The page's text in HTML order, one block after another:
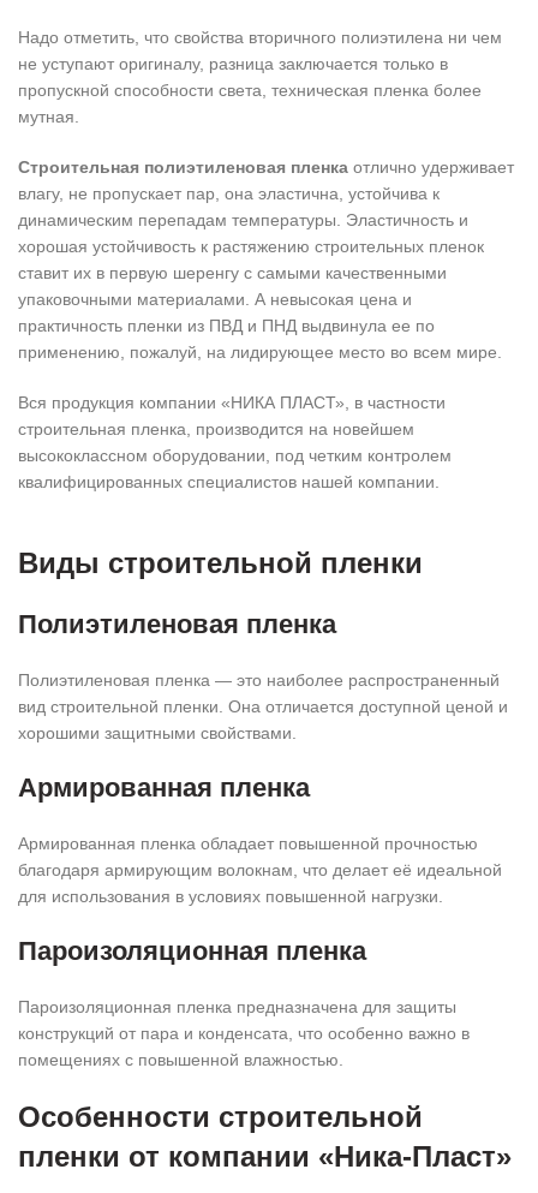
Надо отметить, что свойства вторичного полиэтилена ни чем
не уступают оригиналу, разница заключается только в
пропускной способности света, техническая пленка более
мутная.
Строительная полиэтиленовая пленка отлично удерживает
влагу, не пропускает пар, она эластична, устойчива к
динамическим перепадам температуры. Эластичность и
хорошая устойчивость к растяжению строительных пленок
ставит их в первую шеренгу с самыми качественными
упаковочными материалами. А невысокая цена и
практичность пленки из ПВД и ПНД выдвинула ее по
применению, пожалуй, на лидирующее место во всем мире.
Вся продукция компании «НИКА ПЛАСТ», в частности
строительная пленка, производится на новейшем
высококлассном оборудовании, под четким контролем
квалифицированных специалистов нашей компании.
Виды строительной пленки
Полиэтиленовая пленка
Полиэтиленовая пленка — это наиболее распространенный
вид строительной пленки. Она отличается доступной ценой и
хорошими защитными свойствами.
Армированная пленка
Армированная пленка обладает повышенной прочностью
благодаря армирующим волокнам, что делает её идеальной
для использования в условиях повышенной нагрузки.
Пароизоляционная пленка
Пароизоляционная пленка предназначена для защиты
конструкций от пара и конденсата, что особенно важно в
помещениях с повышенной влажностью.
Особенности строительной
пленки от компании «Ника-Пласт»